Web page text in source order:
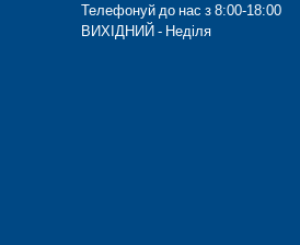
Телефонуй до нас з 8:00-18:00
ВИХІДНИЙ - Неділя